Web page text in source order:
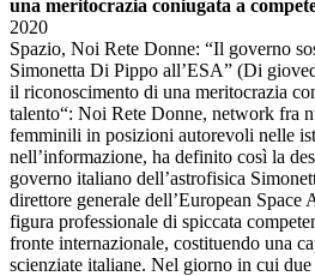
una meritocrazia coniugata a
2020
Spazio, Noi Rete Donne: “Il governo
Simonetta Di Pippo all’ESA” (Di
il riconoscimento di una meritocrazia
talento“: Noi Rete Donne, network fra
femminili in posizioni autorevoli nelle
nell’informazione, ha definito così la
governo italiano dell’astrofisica
direttore generale dell’European Space
figura professionale di spiccata
fronte internazionale, costituendo una
scienziate italiane. Nel giorno in cui